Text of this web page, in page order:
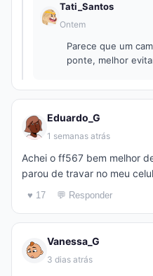
Tati_Santos
Ontem
Parece que um
ponte, melhor
Eduardo_G
1 semanas atrás
Achei o ff567 bem melhor
parou de travar no meu
♥ 17 💬 Responder
Vanessa_G
3 dias atrás